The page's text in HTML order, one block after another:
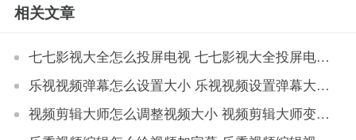
相关文章
七七影视大全怎么投屏电视 七七影视大全投屏电视方法
乐视视频弹幕怎么设置大小 乐视视频设置弹幕大小方法
视频剪辑大师怎么调整视频大小 视频剪辑大师变更视频大小的技巧